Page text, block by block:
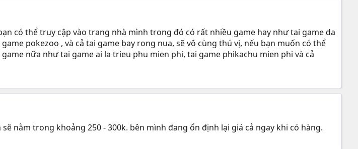
có thể truy cập vào trang nhà mình trong đó có rất nhiều game hay như tai game da
pokezoo , và cả tai game bay rong nua, sẽ vô cùng thú vị, nếu bạn muốn có thể
nữa như tai game ai la trieu phu mien phi, tai game phikachu mien phi và cả
nằm trong khoảng 250 - 300k. bên mình đang ổn định lại giá cả ngay khi có hàng.